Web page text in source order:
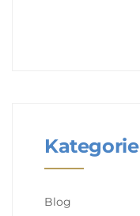
27
Kategorie
Blog